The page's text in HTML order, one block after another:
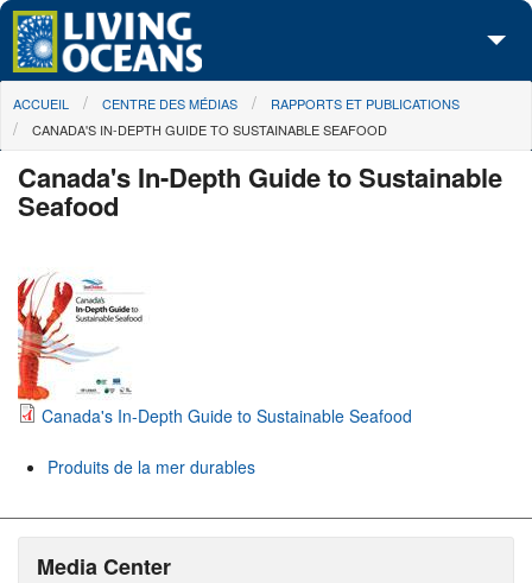
Skip to main content
À propos de nous
Centre des Médias
Les Cartes
Passez à l'action
You are here
ACCUEIL CENTRE DES MÉDIAS
RAPPORTS ET PUBLICATIONS
CANADA'S IN-DEPTH GUIDE TO SUSTAINABLE SEAFOOD
Canada's In-Depth Guide to Sustainable
Seafood
Canada's In-Depth Guide to Sustainable Seafood
Produits de la mer durables
Media Center